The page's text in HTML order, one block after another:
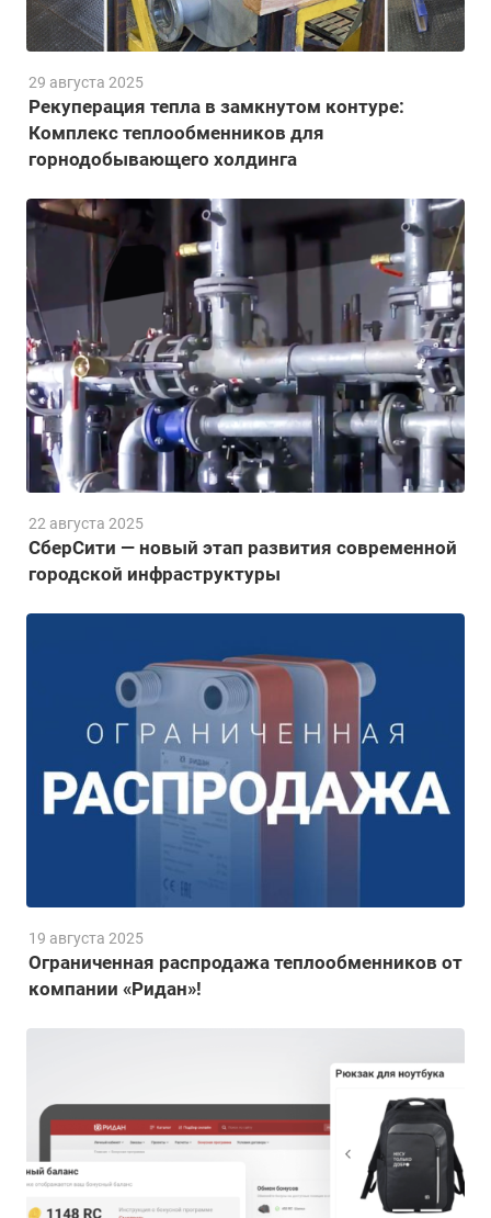
Рекуперация тепла в замкнутом контуре:
Комплекс теплообменников для
горнодобывающего холдинга
29 августа 2025
СберСити — новый этап развития современной
городской инфраструктуры
22 августа 2025
Ограниченная распродажа теплообменников от
компании «Ридан»!
19 августа 2025